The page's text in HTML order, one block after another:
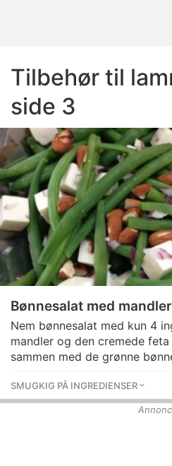
Tilbehør til
side 3
Bønnesalat med
Nem bønnesalat med kun 4
mandler og den cremede
sammen med de grønne
SMUGKIG PÅ INGREDIENSER